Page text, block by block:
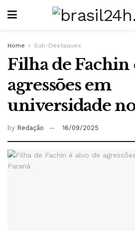
Home Sub-Destaques
Filha de Fachin
agressões em
universidade
by Redação 16/09/2025